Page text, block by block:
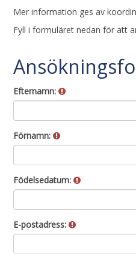
Mer information ges av
Fyll i formuläret nedan för att
Efternamn:
Förnamn:
Födelsedatum:
E-postadress: